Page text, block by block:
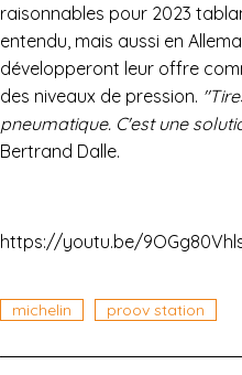
raisonnables pour 2023
entendu, mais aussi en
développeront leur offre
des niveaux de pression.
pneumatique. C'est une
Bertrand Dalle.
https://youtu.be/
michelin proov station